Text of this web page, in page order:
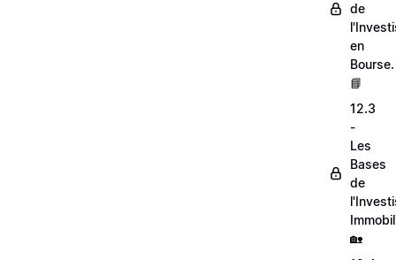
de
en
Bourse.
📘
12.3
-
Les
Bases
de
🏡